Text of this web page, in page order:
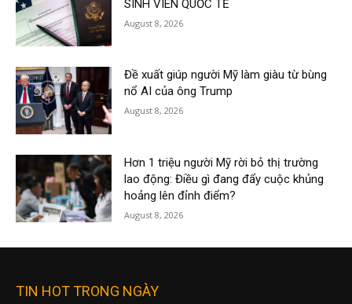
SINH VIÊN QUỐC TẾ
August 8, 2026
Đề xuất giúp người Mỹ làm giàu từ bùng
nổ AI của ông Trump
August 8, 2026
Hơn 1 triệu người Mỹ rời bỏ thị trường
lao động: Điều gì đang đẩy cuộc khủng
hoảng lên đỉnh điểm?
August 8, 2026
TIN HOT TRONG NGÀY